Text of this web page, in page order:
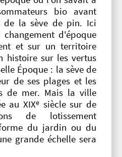
bio avant
de la sève de pin. Ici
d'époque
et sur un territoire
histoire sur les vertus
Époque : la sève de
de ses plages et les
de mer. Mais la ville
au XIXe siècle sur de
de lotissement
du jardin ou du
grande échelle sera